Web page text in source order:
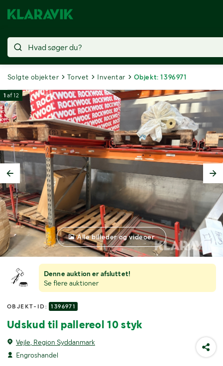
Solgte objekter Torvet Inventar Objekt: 1396971
Denne auktion er afsluttet!
Se flere auktioner
OBJEKT-ID: 1396971
Udskud til pallereol 10 styk
Vejle, Region Syddanmark
Engroshandel
1 af12
Alle billeder og videoer